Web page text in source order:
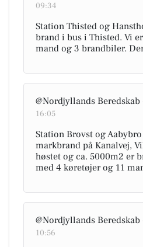
09:34
Station Thisted og
brand i bus i Thisted. Vi
mand og 3 brandbiler.
@Nordjyllands Beredskab
16:05
Station Brovst og
markbrand på Kanalvej,
høstet og ca. 5000m2 er
med 4 køretøjer og 11
@Nordjyllands Beredskab
10:56